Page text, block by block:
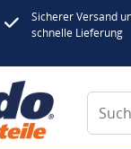
Sicherer Versand
schnelle Lieferung